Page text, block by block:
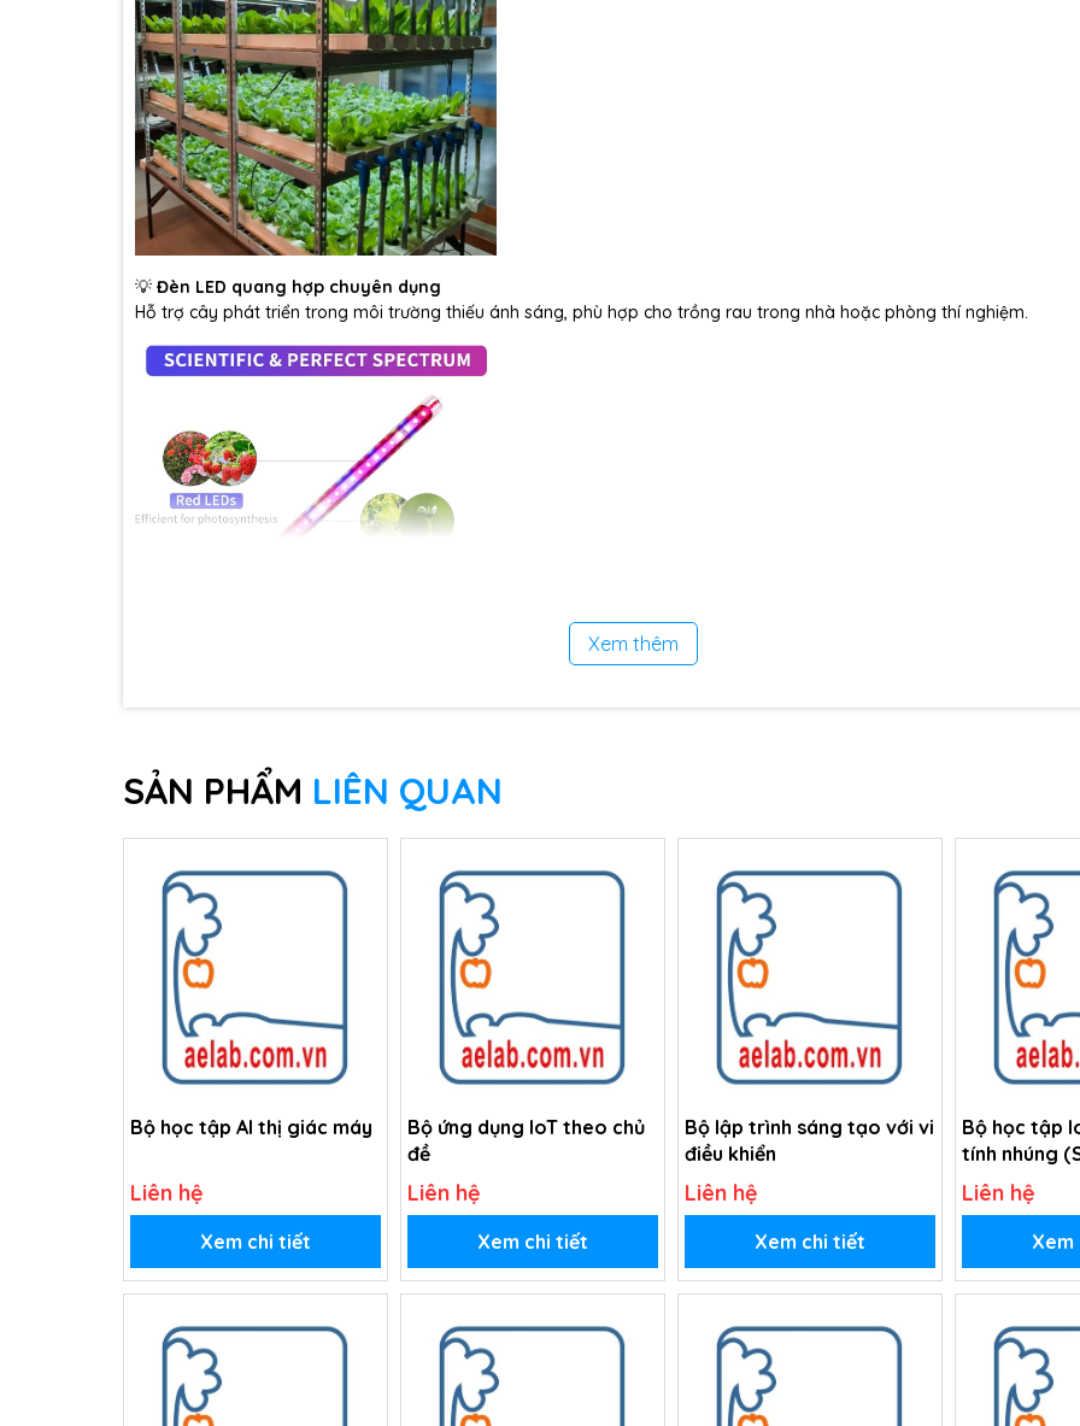
💡 Đèn LED quang hợp chuyên dụng
Hỗ trợ cây phát triển trong môi trường thiếu ánh sáng, phù hợp cho trồng rau trong nhà hoặc phòng thí nghiệm.
Cho phép theo dõi và điều khiển các thông số môi trường như:
Độ pH, nồng độ dinh dưỡng (TDS)
Cường độ ánh sáng
👉 Có thể lập trình và điều khiển từ xa thông qua nền tảng vi điều khiển như ESP32/Arduino.
Kèm giáo án STEM bài bản
Hỗ trợ giảng dạy theo hướng thực hành:
Sinh học: quá trình sinh trưởng của cây
Công nghệ: lập trình, IoT
Kỹ thuật: lắp ráp hệ thống
🧪 Bộ sản phẩm bao gồm
Hệ thống ống trồng thủy canh NFT
Bơm nước tuần hoàn & phụ kiện dẫn nước
Rọ trồng, giá đỡ và bể chứa dung dịch
Xem thêm
SẢN PHẨM LIÊN QUAN
Bộ học tập AI thị giác máy
Liên hệ
Xem chi tiết
Bộ ứng dụng IoT theo chủ
đề
Liên hệ
Xem chi tiết
Bộ lập trình sáng tạo với vi
điều khiển
Liên hệ
Xem chi tiết
Bộ học tập
tính nhúng
Liên hệ